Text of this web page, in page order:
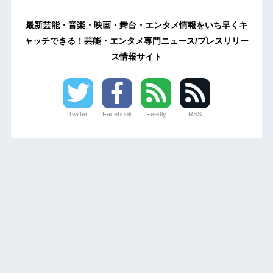
最新芸能・音楽・映画・舞台・エンタメ情報をいち早くキ
ャッチできる！芸能・エンタメ専門ニュース/プレスリリー
ス情報サイト
Twitter Facebook Feedly RSS